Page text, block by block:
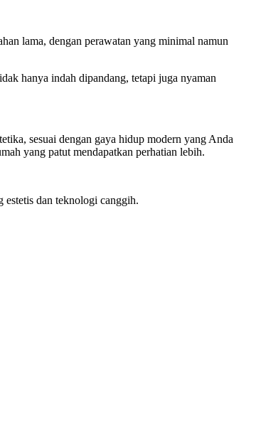
lama, dengan perawatan yang minimal namun
hanya indah dipandang, tetapi juga nyaman
sesuai dengan gaya hidup modern yang Anda
yang patut mendapatkan perhatian lebih.
dan teknologi canggih.